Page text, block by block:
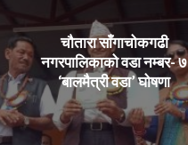
चौतारा साँगाचोकगढी
नगरपालिकाको वडा नम्बर- ७
‘बालमैत्री वडा’ घोषणा